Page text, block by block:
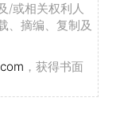
/或相关权利人
、摘编、复制及
，获得书面